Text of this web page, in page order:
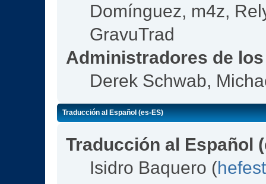
Domínguez, m4z,
GravuTrad
Administradores de
Derek Schwab,
Traducción al Español (es-ES)
Traducción al Español
Isidro Baquero (